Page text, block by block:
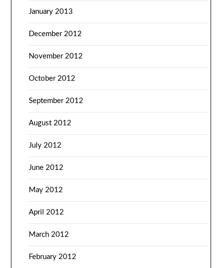
January 2013
December 2012
November 2012
October 2012
September 2012
August 2012
July 2012
June 2012
May 2012
April 2012
March 2012
February 2012